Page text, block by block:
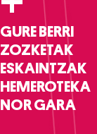
GURE BERRI
ZOZKETAK
ESKAINTZAK
HEMEROTEKA
NOR GARA